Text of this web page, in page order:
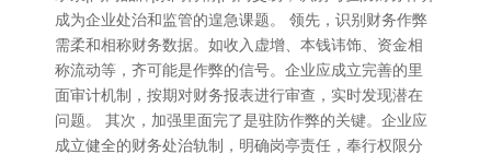
成为企业处治和监管的遑急课题。 领先，识别财务作弊
需柔和相称财务数据。如收入虚增、本钱讳饰、资金相
称流动等，齐可能是作弊的信号。企业应成立完善的里
面审计机制，按期对财务报表进行审查，实时发现潜在
问题。 其次，加强里面完了是驻防作弊的关键。企业应
成立健全的财务处治轨制，明确岗亭责任，奉行权限分